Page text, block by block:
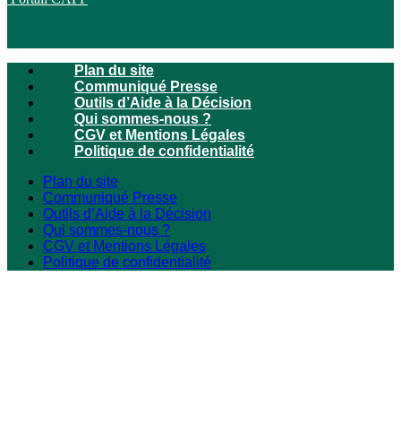
Plan du site
Communiqué Presse
Outils d’Aide à la Décision
Qui sommes-nous ?
CGV et Mentions Légales
Politique de confidentialité
Plan du site
Communiqué Presse
Outils d’Aide à la Décision
Qui sommes-nous ?
CGV et Mentions Légales
Politique de confidentialité